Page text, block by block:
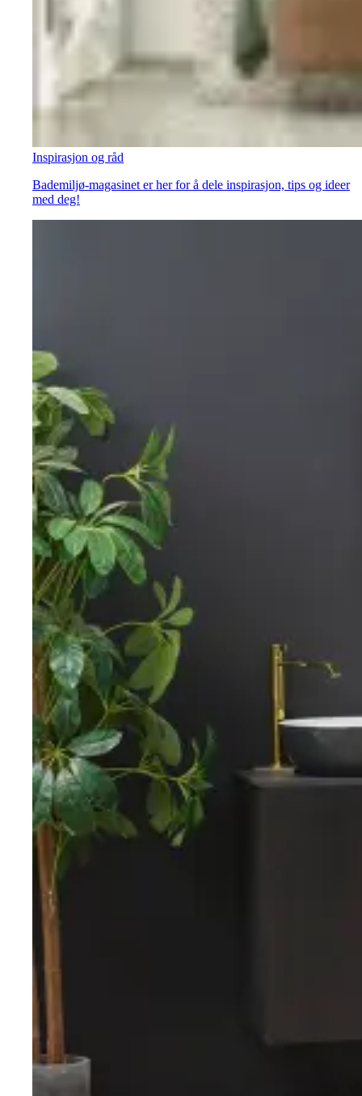
Inspirasjon og råd
Bademiljø-magasinet er her for å dele inspirasjon, tips og ideer
med deg!